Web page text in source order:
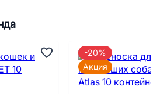
-20%
Акция